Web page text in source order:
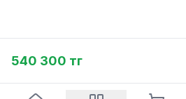
540 300 тг